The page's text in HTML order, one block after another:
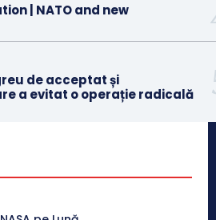
| NATO and new
de acceptat și
a evitat o operație radicală